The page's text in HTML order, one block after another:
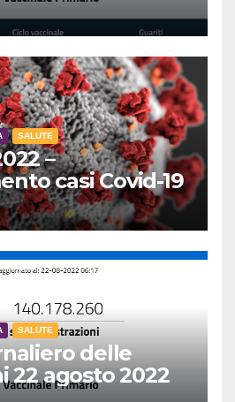
SALUTE
–
casi Covid-19
SALUTE
delle
22 agosto 2022